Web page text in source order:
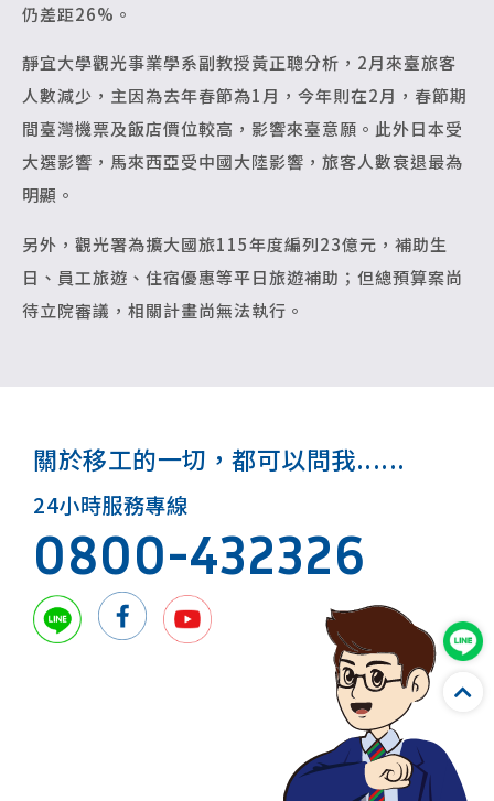
仍差距26%。
靜宜大學觀光事業學系副教授黃正聰分析，2月來臺旅客
人數減少，主因為去年春節為1月，今年則在2月，春節期
間臺灣機票及飯店價位較高，影響來臺意願。此外日本受
大選影響，馬來西亞受中國大陸影響，旅客人數衰退最為
明顯。
另外，觀光署為擴大國旅115年度編列23億元，補助生
日、員工旅遊、住宿優惠等平日旅遊補助；但總預算案尚
待立院審議，相關計畫尚無法執行。
關於移工的一切，都可以問我......
24小時服務專線
0800-432326